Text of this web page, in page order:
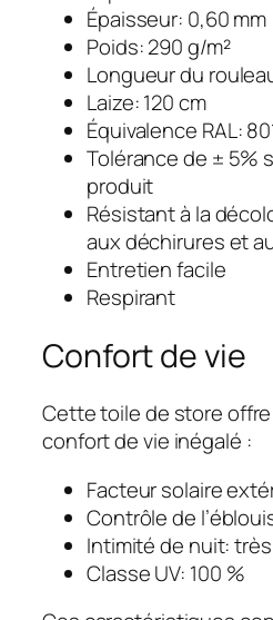
Épaisseur: 0,60 mm
Poids: 290 g/m²
Longueur du
Laize: 120 cm
Équivalence RAL:
Tolérance de ± 5%
produit
Résistant à la
aux déchirures et
Entretien facile
Respirant
Confort de vie
Cette toile de store
confort de vie inégalé :
Facteur solaire
Contrôle de
Intimité de nuit:
Classe UV: 100 %